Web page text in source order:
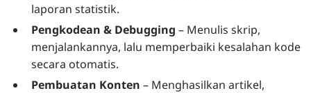
laporan statistik.
Pengkodean & Debugging – Menulis skrip,
menjalankannya, lalu memperbaiki kesalahan kode
secara otomatis.
Pembuatan Konten – Menghasilkan artikel,